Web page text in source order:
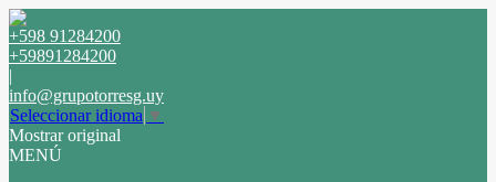
+598 91284200
+59891284200
|
info@grupotorresg.uy
Seleccionar idioma ▼
Mostrar original
MENÚ